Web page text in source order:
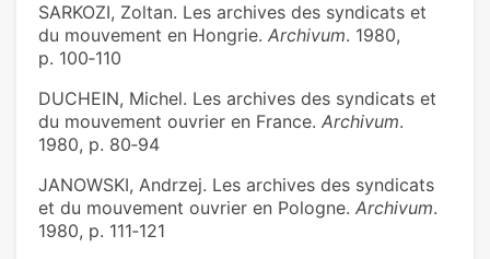
SARKOZI, Zoltan. Les archives des syndicats et
du mouvement en Hongrie. Archivum. 1980,
p. 100‑110
DUCHEIN, Michel. Les archives des syndicats et
du mouvement ouvrier en France. Archivum.
1980, p. 80‑94
JANOWSKI, Andrzej. Les archives des syndicats
et du mouvement ouvrier en Pologne. Archivum.
1980, p. 111‑121